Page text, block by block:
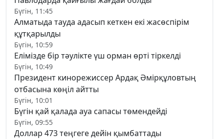
Бүгін, 11:45
Алматыда тауда адасып кеткен екі жасөспірім
құтқарылды
Бүгін, 10:59
Елімізде бір тәулікте үш орман өрті тіркелді
Бүгін, 10:49
Президент кинорежиссер Ардақ Әмірқұловтың
отбасына көңіл айтты
Бүгін, 10:01
Бүгін қай қалада ауа сапасы төмендейді
Бүгін, 09:55
Доллар 473 теңгеге дейін қымбаттады